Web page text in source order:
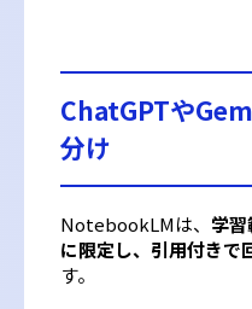
ChatGPTや
分け
NotebookLMは、 学
に限定し、引用付きで
す。